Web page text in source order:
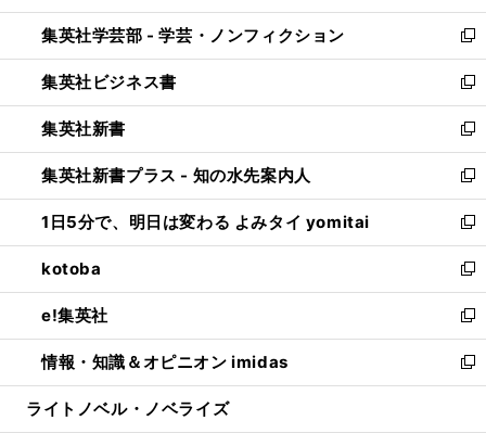
開
く
ウ
で
開
く
ン
ド
ウ
で
開
く
ウ
ィ
ン
ド
ウ
で
開
く
集英社学芸部 - 学芸・ノンフィクション
新
し
い
ウ
ィ
ン
ド
ウ
で
開
く
集英社ビジネス書
新
し
い
ウ
ィ
ン
ド
ウ
で
開
く
集英社新書
新
し
い
ウ
ィ
ン
ド
ウ
で
開
く
集英社新書プラス - 知の水先案内人
新
し
い
ウ
ィ
ン
ド
ウ
で
開
1日5分で、明日は変わる よみタイ yomitai
新
し
い
ウ
ィ
ン
ド
ウ
kotoba
新
し
い
ウ
ィ
ン
e!集英社
新
し
い
ウ
情報・知識＆オピニオン imidas
新
し
ライトノベル・ノベライズ